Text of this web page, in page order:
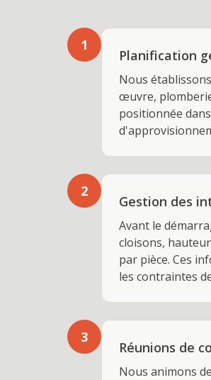
1
Planification
Nous
œuvre,
positionnée
2
Gestion des
Avant le
cloisons,
par pièce. Ces
les contraintes
3
Réunions de
Nous animons